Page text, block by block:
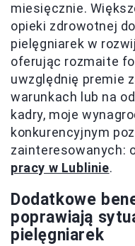
miesięcznie.
opieki zdrowotnej
pielęgniarek w
oferując rozmaite
uwzględnię premie
warunkach lub na
kadry, moje
konkurencyjnym
zainteresowanych:
pracy w Lublinie.
Dodatkowe
poprawiają
pielęgniarek